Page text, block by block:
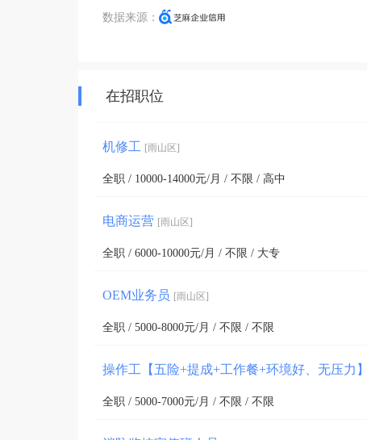
数据来源：
在招职位
机修工 [雨山区]
全职 / 10000-14000元/月 / 不限 / 高中
电商运营 [雨山区]
全职 / 6000-10000元/月 / 不限 / 大专
OEM业务员 [雨山区]
全职 / 5000-8000元/月 / 不限 / 不限
操作工【五险+提成+工作餐+环境好、无压力】
全职 / 5000-7000元/月 / 不限 / 不限